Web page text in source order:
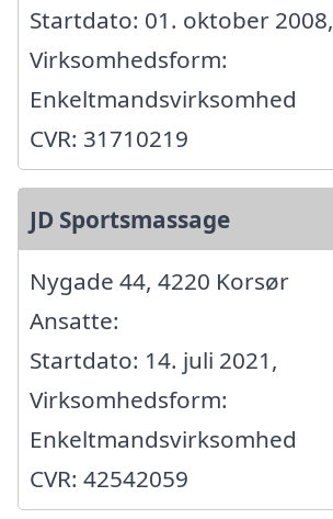
Startdato: 01. oktober 2008,
Virksomhedsform:
Enkeltmandsvirksomhed
CVR: 31710219
JD Sportsmassage
Nygade 44, 4220 Korsør
Ansatte:
Startdato: 14. juli 2021,
Virksomhedsform:
Enkeltmandsvirksomhed
CVR: 42542059